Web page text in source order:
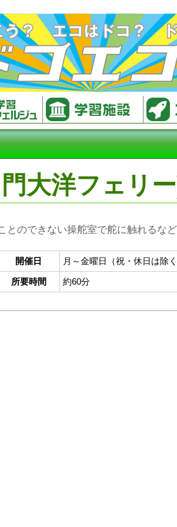
大洋フェリ
のできない操舵室で舵に触れるな
開催日 月～金曜日（祝・休日は除
所要時間 約60分